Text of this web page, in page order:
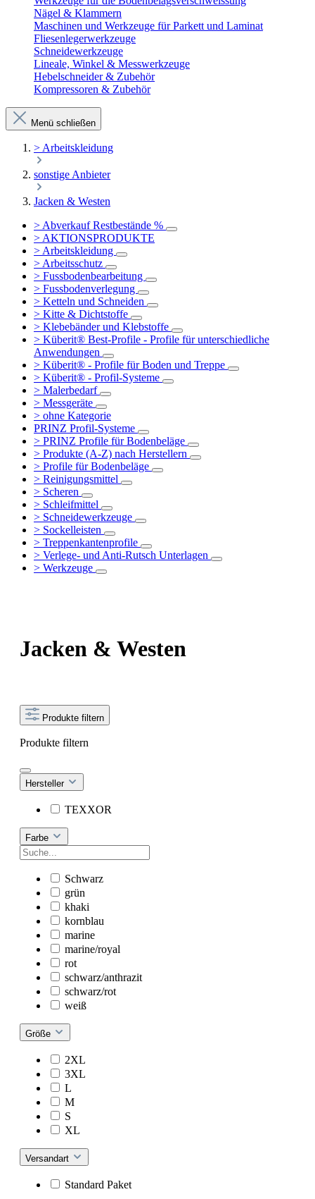
Nägel & Klammern
Maschinen und Werkzeuge für Parkett und Laminat
Fliesenlegerwerkzeuge
Schneidewerkzeuge
Lineale, Winkel & Messwerkzeuge
Hebelschneider & Zubehör
Kompressoren & Zubehör
Menü schließen
> Arbeitskleidung
sonstige Anbieter
Jacken & Westen
> Abverkauf Restbestände %
> AKTIONSPRODUKTE
> Arbeitskleidung
> Arbeitsschutz
> Fussbodenbearbeitung
> Fussbodenverlegung
> Ketteln und Schneiden
> Kitte & Dichtstoffe
> Klebebänder und Klebstoffe
> Küberit® Best-Profile - Profile für unterschiedliche
Anwendungen
> Küberit® - Profile für Boden und Treppe
> Küberit® - Profil-Systeme
> Malerbedarf
> Messgeräte
> ohne Kategorie
PRINZ Profil-Systeme
> PRINZ Profile für Bodenbeläge
> Produkte (A-Z) nach Herstellern
> Profile für Bodenbeläge
> Reinigungsmittel
> Scheren
> Schleifmittel
> Schneidewerkzeuge
> Sockelleisten
> Treppenkantenprofile
> Verlege- und Anti-Rutsch Unterlagen
> Werkzeuge
Jacken & Westen
Produkte filtern
Produkte filtern
Hersteller
TEXXOR
Farbe
Schwarz
grün
khaki
kornblau
marine
marine/royal
rot
schwarz/anthrazit
schwarz/rot
weiß
Größe
2XL
3XL
L
M
S
XL
Versandart
Standard Paket